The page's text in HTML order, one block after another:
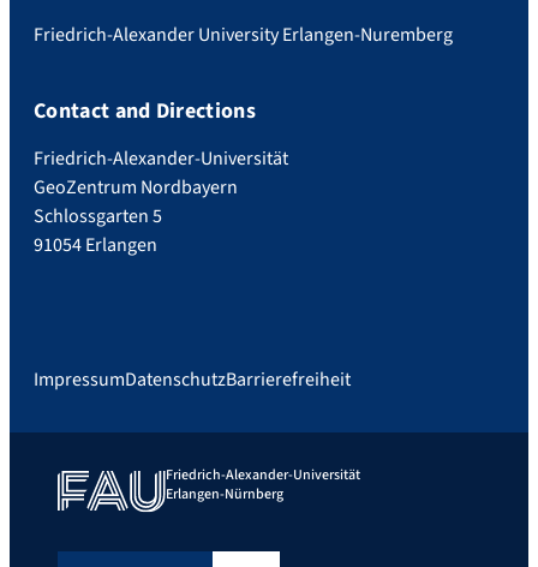
Friedrich-Alexander University Erlangen-Nuremberg
Contact and Directions
Friedrich-Alexander-Universität
GeoZentrum Nordbayern
Schlossgarten 5
91054 Erlangen
ImpressumDatenschutzBarrierefreiheit
Friedrich-Alexander-Universität
Erlangen-Nürnberg